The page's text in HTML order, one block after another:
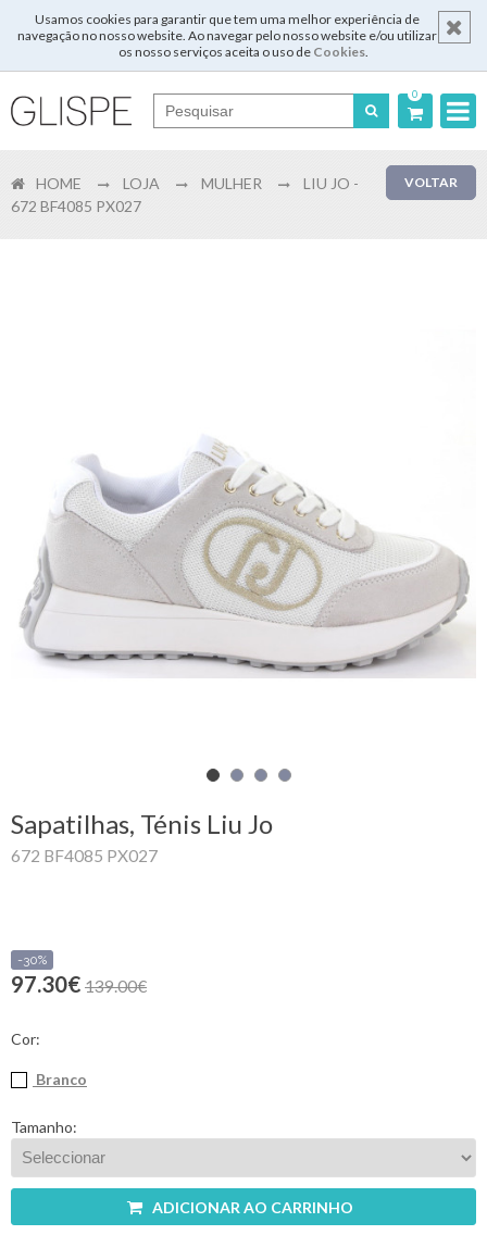
Usamos cookies para garantir que tem uma melhor experiência de
navegação no nosso website. Ao navegar pelo nosso website e/ou utilizar
os nosso serviços aceita o uso de Cookies.
0
English
Registar
Carrinho
de
compras
Mulher
Marcas
Outlet
VOLTAR
HOME LOJA MULHER
LIU JO -
672 BF4085 PX027
Sapatilhas, Ténis Liu Jo
672 BF4085 PX027
-30%
97.30€ 139.00€
Cor:
Branco
Tamanho:
ADICIONAR AO CARRINHO